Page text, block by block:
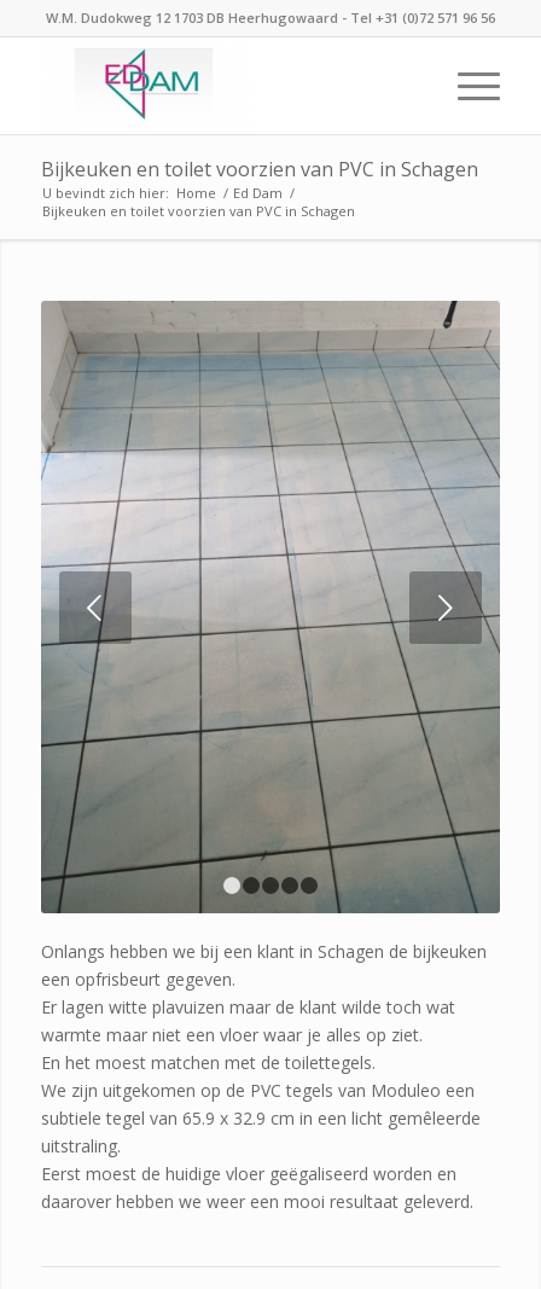
W.M. Dudokweg 12 1703 DB Heerhugowaard - Tel +31 (0)72 571 96 56
Bijkeuken en toilet voorzien van PVC in Schagen
U bevindt zich hier: Home / Ed Dam /
Bijkeuken en toilet voorzien van PVC in Schagen
Volgende
Onlangs hebben we bij een klant in Schagen de bijkeuken
een opfrisbeurt gegeven.
Er lagen witte plavuizen maar de klant wilde toch wat
warmte maar niet een vloer waar je alles op ziet.
En het moest matchen met de toilettegels.
We zijn uitgekomen op de PVC tegels van Moduleo een
subtiele tegel van 65.9 x 32.9 cm in een licht gemêleerde
uitstraling.
Eerst moest de huidige vloer geëgaliseerd worden en
daarover hebben we weer een mooi resultaat geleverd.